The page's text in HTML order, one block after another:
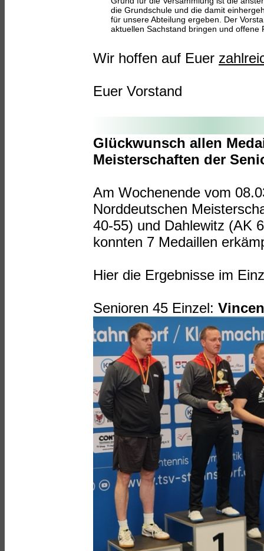
die Grundschule und die damit
für unsere Abteilung ergeben. Der
aktuellen Sachstand bringen und offene
Wir hoffen auf Euer
Euer Vorstand
Glückwunsch allen
Meisterschaften der
Am Wochenende vom
Norddeutschen
40-55) und Dahlewitz (AK
konnten 7 Medaillen
Hier die Ergebnisse im
Senioren 45 Einzel: